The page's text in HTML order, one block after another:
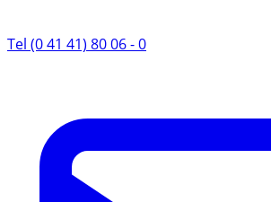
Tel (0 41 41) 80 06 - 0